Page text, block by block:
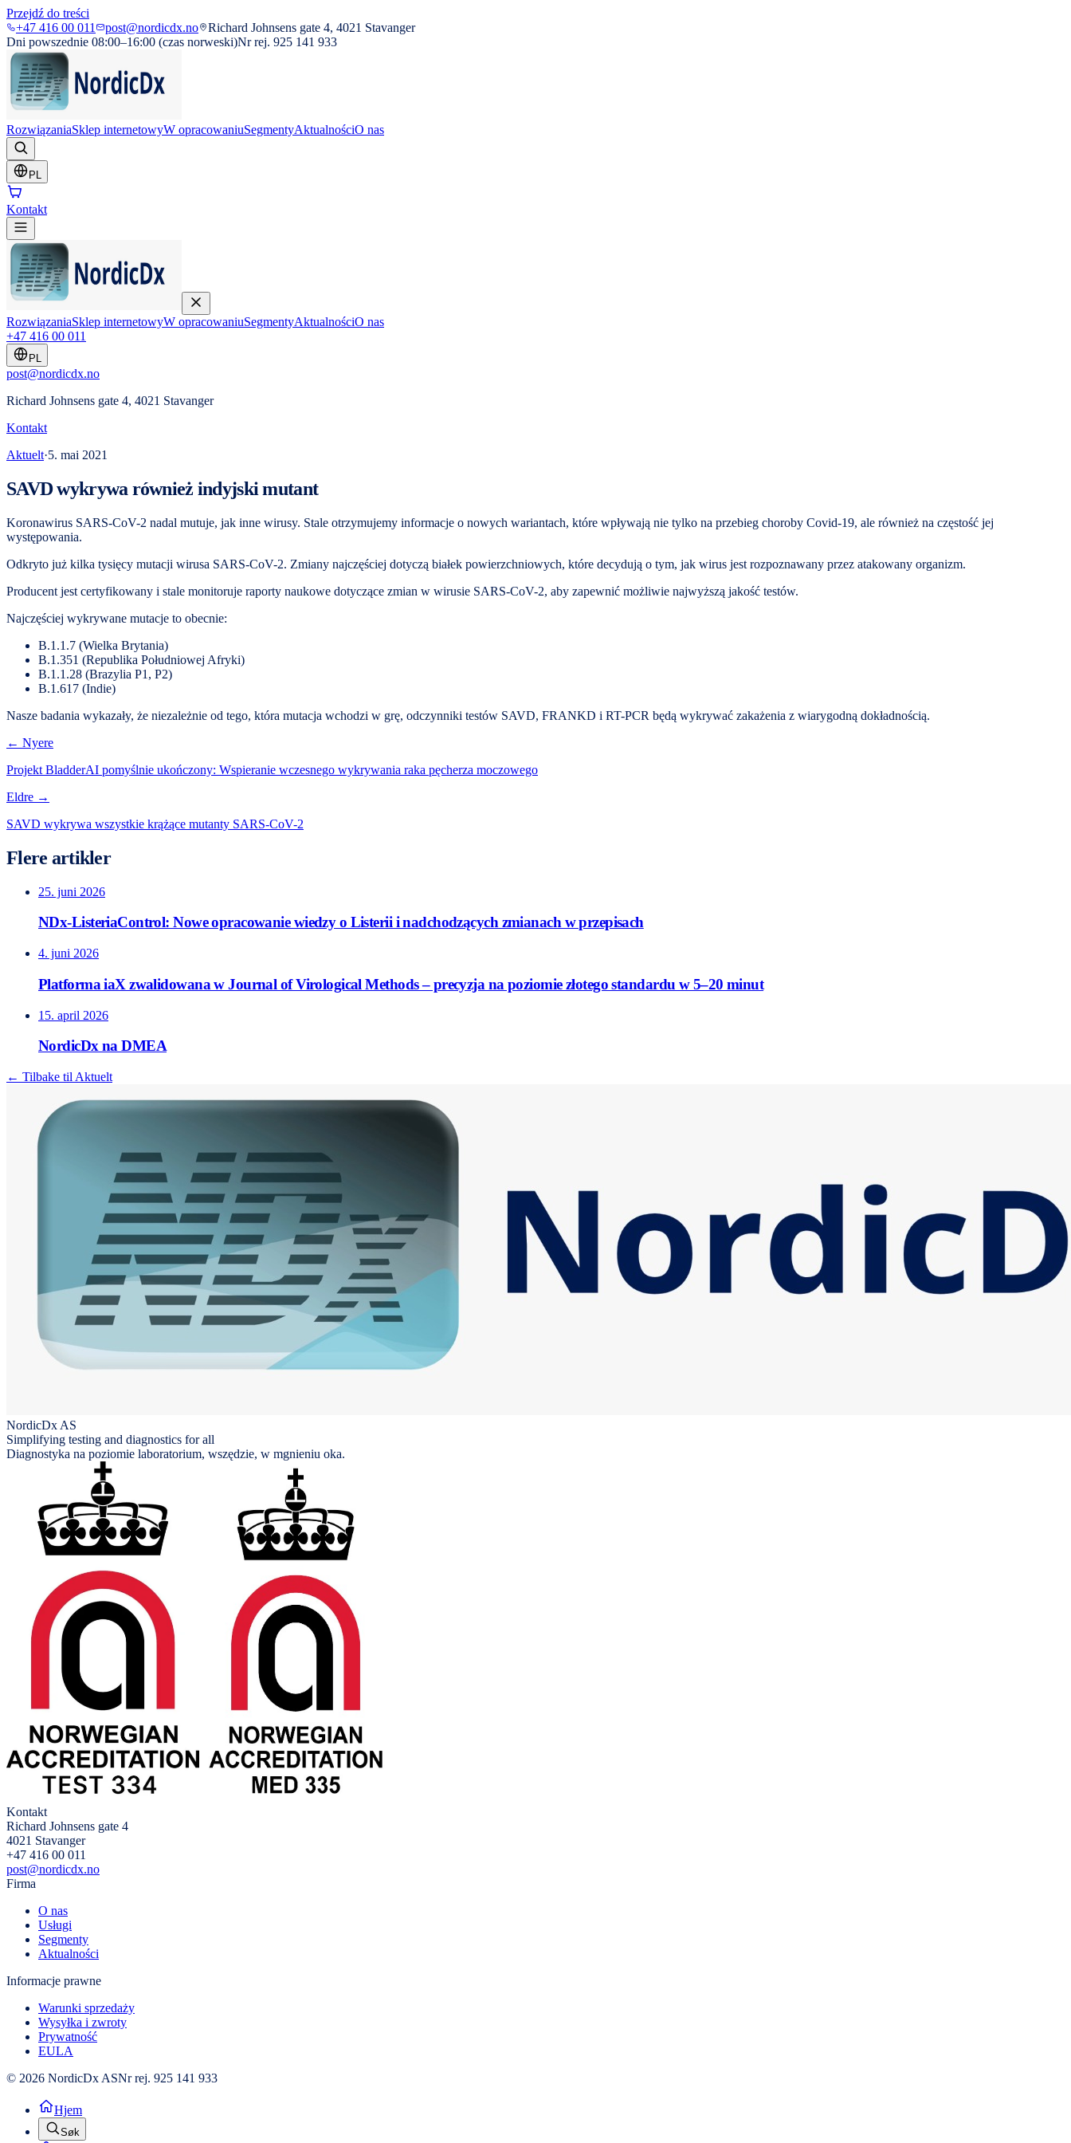
Przejdź do treści
+47 416 00 011
post@nordicdx.no
Richard Johnsens gate 4, 4021 Stavanger
Dni powszednie 08:00–16:00 (czas norweski)Nr rej. 925 141 933
RozwiązaniaSklep internetowyW opracowaniuSegmentyAktualnościO nas
PL
Kontakt
RozwiązaniaSklep internetowyW opracowaniuSegmentyAktualnościO nas
+47 416 00 011
PL
post@nordicdx.no
Richard Johnsens gate 4, 4021 Stavanger
Kontakt
Aktuelt·5. mai 2021
SAVD wykrywa również indyjski mutant
Koronawirus SARS-CoV-2 nadal mutuje, jak inne wirusy. Stale otrzymujemy informacje o nowych wariantach, które wpływają nie tylko na przebieg choroby Covid-19, ale również na częstość jej
występowania.
Odkryto już kilka tysięcy mutacji wirusa SARS-CoV-2. Zmiany najczęściej dotyczą białek powierzchniowych, które decydują o tym, jak wirus jest rozpoznawany przez atakowany organizm.
Producent jest certyfikowany i stale monitoruje raporty naukowe dotyczące zmian w wirusie SARS-CoV-2, aby zapewnić możliwie najwyższą jakość testów.
Najczęściej wykrywane mutacje to obecnie:
B.1.1.7 (Wielka Brytania)
B.1.351 (Republika Południowej Afryki)
B.1.1.28 (Brazylia P1, P2)
B.1.617 (Indie)
Nasze badania wykazały, że niezależnie od tego, która mutacja wchodzi w grę, odczynniki testów SAVD, FRANKD i RT-PCR będą wykrywać zakażenia z wiarygodną dokładnością.
← Nyere
Projekt BladderAI pomyślnie ukończony: Wspieranie wczesnego wykrywania raka pęcherza moczowego
Eldre →
SAVD wykrywa wszystkie krążące mutanty SARS-CoV-2
Flere artikler
25. juni 2026
NDx-ListeriaControl: Nowe opracowanie wiedzy o Listerii i nadchodzących zmianach w przepisach
4. juni 2026
Platforma iaX zwalidowana w Journal of Virological Methods – precyzja na poziomie złotego standardu w 5–20 minut
15. april 2026
NordicDx na DMEA
← Tilbake til Aktuelt
NordicDx AS
Simplifying testing and diagnostics for all
Diagnostyka na poziomie laboratorium, wszędzie, w mgnieniu oka.
Kontakt
Richard Johnsens gate 4
4021 Stavanger
+47 416 00 011
post@nordicdx.no
Firma
O nas
Usługi
Segmenty
Aktualności
Informacje prawne
Warunki sprzedaży
Wysyłka i zwroty
Prywatność
EULA
© 2026 NordicDx ASNr rej. 925 141 933
Hjem
Søk